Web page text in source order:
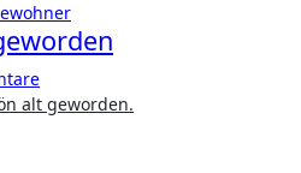
alt geworden.